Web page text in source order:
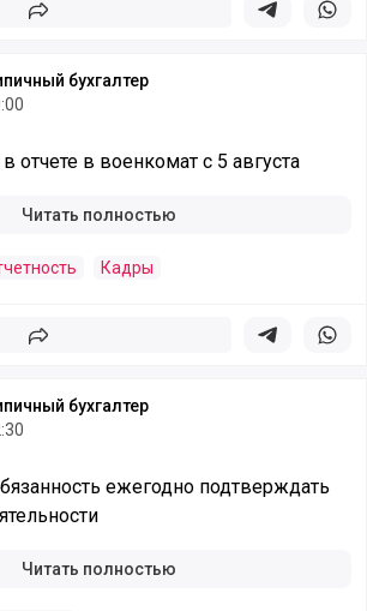
Поделиться Поделиться в
бухгалтер
отчете в военкомат с 5 августа
Читать полностью
Кадры
Поделиться Поделиться в
бухгалтер
ежегодно подтверждать
Читать полностью